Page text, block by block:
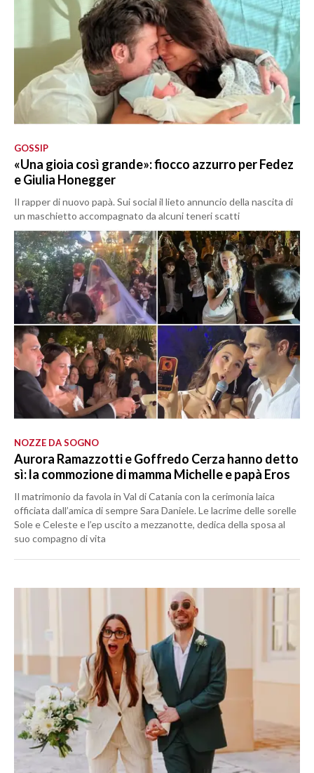
GOSSIP
«Una gioia così grande»: fiocco azzurro per Fedez
e Giulia Honegger
Il rapper di nuovo papà. Sui social il lieto annuncio della nascita di
un maschietto accompagnato da alcuni teneri scatti
NOZZE DA SOGNO
Aurora Ramazzotti e Goffredo Cerza hanno detto
sì: la commozione di mamma Michelle e papà Eros
Il matrimonio da favola in Val di Catania con la cerimonia laica
officiata dall’amica di sempre Sara Daniele. Le lacrime delle sorelle
Sole e Celeste e l’ep uscito a mezzanotte, dedica della sposa al
suo compagno di vita